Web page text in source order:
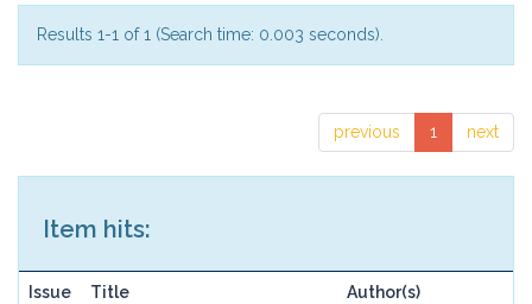
Results 1-1 of 1 (Search time: 0.003 seconds).
previous 1 next
Item hits:
Issue Title Author(s)